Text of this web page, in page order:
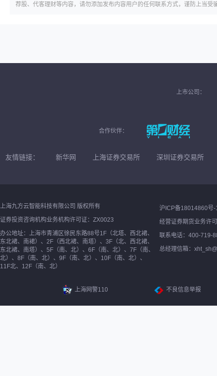
荐股、代客理财等内容，请勿添加发布内容用户的任何联系方式，谨防上当受
上市公司：
合作伙伴：
友情链接： 新华网 上海证券交易所 深圳证券交易所
上海九方云智能科技有限公司 版权所有
证券投资咨询机构业务机构许可证：ZX0023
办公地址：上海市青浦区徐民东路88号1F（北塔、西北裙、
东北裙、南裙）、2F（西北裙、南塔）、3F（北、西北裙、
东北裙、南塔）、5F（南、北）、6F（南、北）、7F（南、
北）、8F（南、北）、9F（南、北）、10F（南、北）、
11F北、12F（南、北）
沪ICP备18014860号-
经营证券期货业务许
联系电话：400-719-
总经理信箱：
上海网警110 不良信息举报